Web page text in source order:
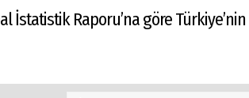
İstatistik Raporu’na göre Türkiye’nin